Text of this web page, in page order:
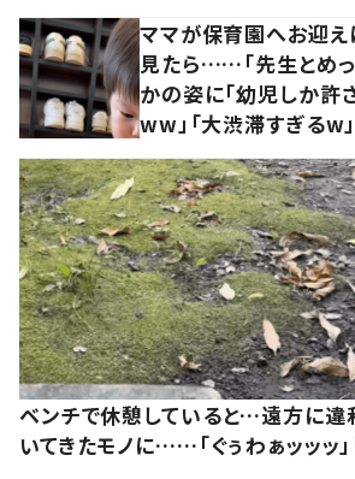
ママが保育園へお迎
見たら……「先生とめっ
かの姿に「幼児しか許
ww」「大渋滞すぎるw」
ベンチで休憩していると…遠方に違
いてきたモノに……「ぐぅわぁッッッ